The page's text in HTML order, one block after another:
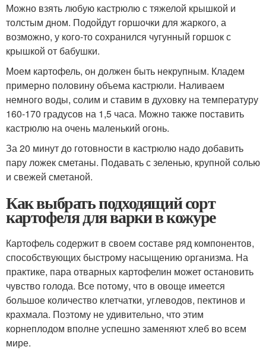
Можно взять любую кастрюлю с тяжелой крышкой и
толстым дном. Подойдут горшочки для жаркого, а
возможно, у кого-то сохранился чугунный горшок с
крышкой от бабушки.
Моем картофель, он должен быть некрупным. Кладем
примерно половину объема кастрюли. Наливаем
немного воды, солим и ставим в духовку на температуру
160-170 градусов на 1,5 часа. Можно также поставить
кастрюлю на очень маленький огонь.
За 20 минут до готовности в кастрюлю надо добавить
пару ложек сметаны. Подавать с зеленью, крупной солью
и свежей сметаной.
Как выбрать подходящий сорт
картофеля для варки в кожуре
Картофель содержит в своем составе ряд компонентов,
способствующих быстрому насыщению организма. На
практике, пара отварных картофелин может остановить
чувство голода. Все потому, что в овоще имеется
большое количество клетчатки, углеводов, пектинов и
крахмала. Поэтому не удивительно, что этим
корнеплодом вполне успешно заменяют хлеб во всем
мире.